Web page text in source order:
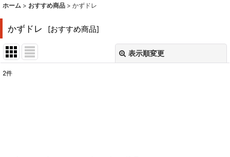
ホーム > おすすめ商品 > かずドレ
かずドレ [おすすめ商品]
表示順変更
2件